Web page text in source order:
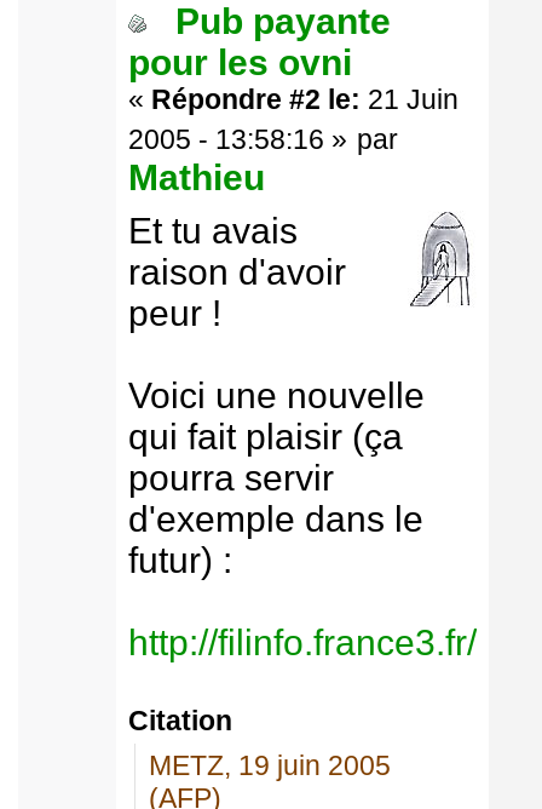
Pub payante
pour les ovni
« Répondre #2 le: 21 Juin
2005 - 13:58:16 » par
Mathieu
Et tu avais
raison d'avoir
peur !
Voici une nouvelle
qui fait plaisir (ça
pourra servir
d'exemple dans le
futur) :
http://filinfo.france3.fr/
Citation
METZ, 19 juin 2005
(AFP)